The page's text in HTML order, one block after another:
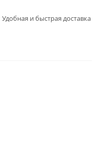
Удобная и быстрая доставка